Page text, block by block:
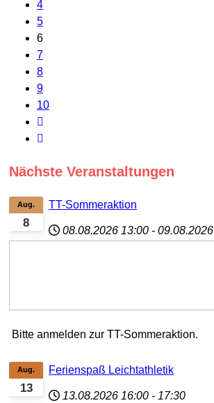
4
5
6
7
8
9
10
Nächste Veranstaltungen
8
Aug. TT-Sommeraktion
08.08.2026 13:00 - 09.08.2026
Bitte anmelden zur TT-Sommeraktion.
13
Aug. Ferienspaß Leichtathletik
13.08.2026 16:00 - 17:30